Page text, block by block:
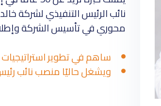
نائب الرئيس التنفيذي لشركة
محوري في تأسيس الشركة
ساهم في تطوير
ويشغل حاليًا منصب نائب رئيس